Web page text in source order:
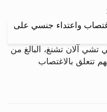
آلان تشنغ، البالغ من
تهم تتعلق بالاغتصاب